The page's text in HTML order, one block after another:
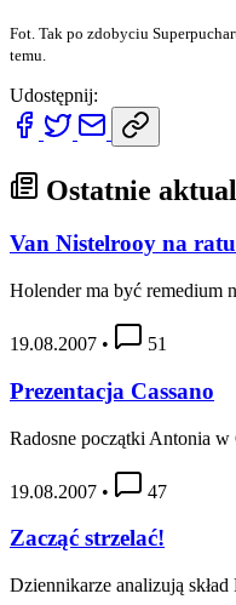
Fot. Tak po zdobyciu
temu.
Udostępnij:
Ostatnie
Van Nistelrooy na
Holender ma być remedium
19.08.2007 • 51
Prezentacja Cassano
Radosne początki Antonia w
19.08.2007 • 47
Zacząć strzelać!
Dziennikarze analizują